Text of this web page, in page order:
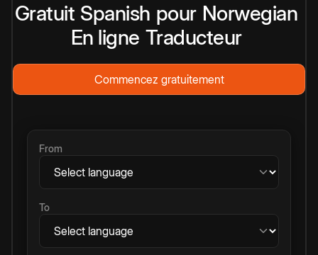
Gratuit Spanish pour Norwegian
En ligne Traducteur
Commencez gratuitement
From
To